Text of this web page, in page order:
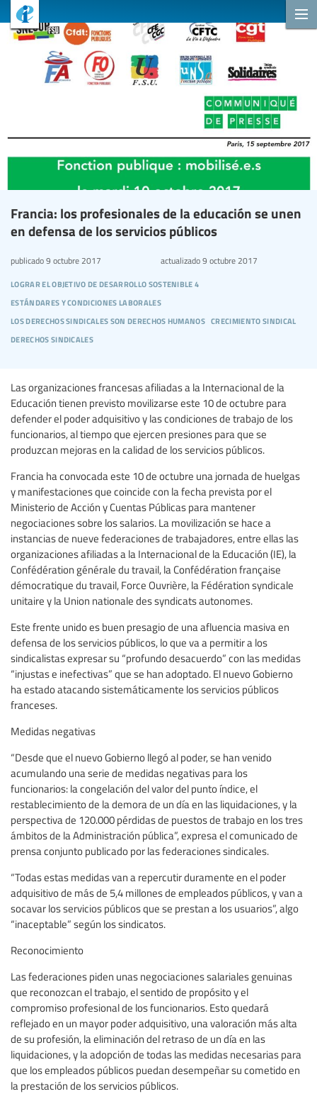
Francia: los profesionales de la educación se unen
en defensa de los servicios públicos
lograr el objetivo de desarrollo sostenible 4
estándares y condiciones laborales
los derechos sindicales son derechos humanos crecimiento sindical
derechos sindicales
publicado9 octubre 2017 actualizado9 octubre 2017
Las organizaciones francesas afiliadas a la Internacional de la
Educación tienen previsto movilizarse este 10 de octubre para
defender el poder adquisitivo y las condiciones de trabajo de los
funcionarios, al tiempo que ejercen presiones para que se
produzcan mejoras en la calidad de los servicios públicos.
Francia ha convocada este 10 de octubre una jornada de huelgas
y manifestaciones que coincide con la fecha prevista por el
Ministerio de Acción y Cuentas Públicas para mantener
negociaciones sobre los salarios. La movilización se hace a
instancias de nueve federaciones de trabajadores, entre ellas las
organizaciones afiliadas a la Internacional de la Educación (IE), la
Confédération générale du travail, la Confédération française
démocratique du travail, Force Ouvrière, la Fédération syndicale
unitaire y la Union nationale des syndicats autonomes.
Este frente unido es buen presagio de una afluencia masiva en
defensa de los servicios públicos, lo que va a permitir a los
sindicalistas expresar su “profundo desacuerdo” con las medidas
“injustas e inefectivas” que se han adoptado. El nuevo Gobierno
ha estado atacando sistemáticamente los servicios públicos
franceses.
Medidas negativas
“Desde que el nuevo Gobierno llegó al poder, se han venido
acumulando una serie de medidas negativas para los
funcionarios: la congelación del valor del punto índice, el
restablecimiento de la demora de un día en las liquidaciones, y la
perspectiva de 120.000 pérdidas de puestos de trabajo en los tres
ámbitos de la Administración pública”, expresa el comunicado de
prensa conjunto publicado por las federaciones sindicales.
“Todas estas medidas van a repercutir duramente en el poder
adquisitivo de más de 5,4 millones de empleados públicos, y van a
socavar los servicios públicos que se prestan a los usuarios”, algo
“inaceptable” según los sindicatos.
Reconocimiento
Las federaciones piden unas negociaciones salariales genuinas
que reconozcan el trabajo, el sentido de propósito y el
compromiso profesional de los funcionarios. Esto quedará
reflejado en un mayor poder adquisitivo, una valoración más alta
de su profesión, la eliminación del retraso de un día en las
liquidaciones, y la adopción de todas las medidas necesarias para
que los empleados públicos puedan desempeñar su cometido en
la prestación de los servicios públicos.